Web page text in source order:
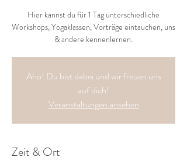
Hier kannst du für 1 Tag unterschiedliche
Workshops, Yogaklassen, Vorträge eintauchen, uns
& andere kennenlernen.
Aho! Du bist dabei und wir freuen uns
auf dich!
Veranstaltungen ansehen
Zeit & Ort